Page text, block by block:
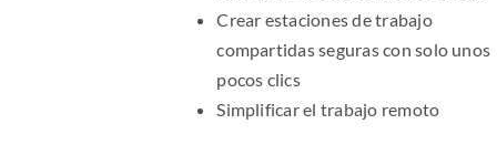
Crear estaciones de trabajo
compartidas seguras con solo unos
pocos clics
Simplificar el trabajo remoto